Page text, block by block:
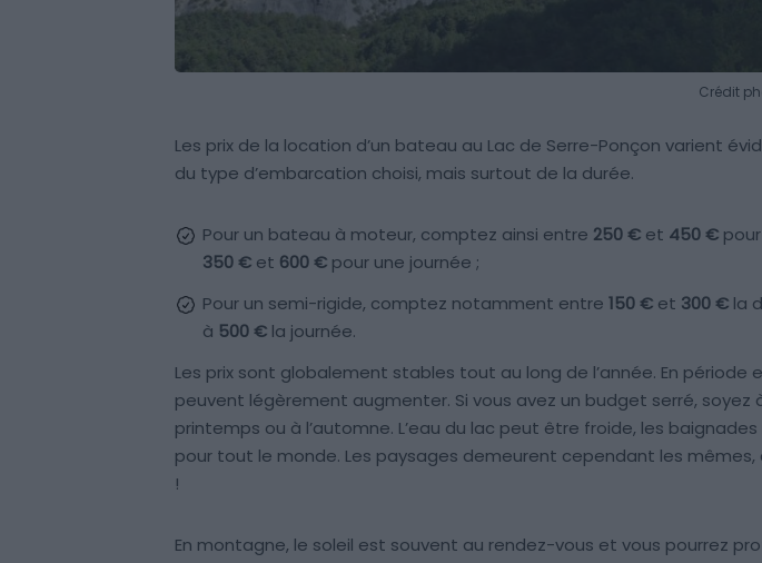
Crédit
Les prix de la location d’un bateau au Lac de Serre-Ponçon varient
du type d’embarcation choisi, mais surtout de la durée.
Pour un bateau à moteur, comptez ainsi entre 250 € et 450 €
350 € et 600 € pour une journée ;
Pour un semi-rigide, comptez notamment entre 150 € et 300 € la
à 500 € la journée.
Les prix sont globalement stables tout au long de l’année. En période
peuvent légèrement augmenter. Si vous avez un budget serré, soyez
printemps ou à l’automne. L’eau du lac peut être froide, les
pour tout le monde. Les paysages demeurent cependant les
!
En montagne, le soleil est souvent au rendez-vous et vous pourrez